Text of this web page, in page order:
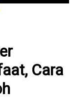
Cara